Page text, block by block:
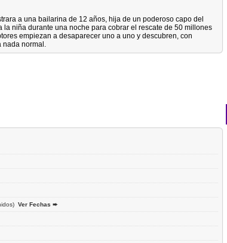
a una bailarina de 12 años, hija de un poderoso capo del
niña durante una noche para cobrar el rescate de 50 millones
empiezan a desaparecer uno a uno y descubren, con
nada normal.
Ver Fechas ➨